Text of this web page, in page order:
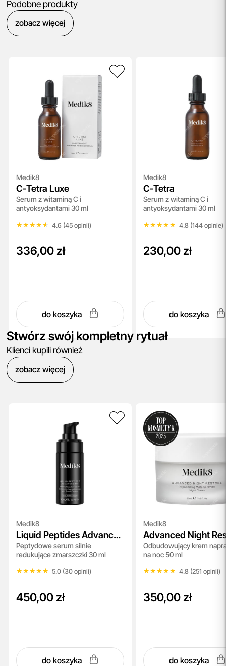
Podobne produkty
zobacz więcej
Medik8
C-Tetra Luxe
Serum z witaminą C i
antyoksydantami 30 ml
★★★★★
★★★★★ 4.6 (45 opinii)
336,00 zł
do koszyka
Medik8
C-Tetra
Serum z witaminą C i
antyoksydantami 30 ml
★★★★★
★★★★★ 4.8 (144 opinie)
230,00 zł
do koszyka
Stwórz swój kompletny rytuał
Klienci kupili również
zobacz więcej
Medik8
Liquid Peptides Advanced
MP
Peptydowe serum silnie
redukujące zmarszczki 30 ml
★★★★★
★★★★★ 5.0 (30 opinii)
450,00 zł
do koszyka
Medik8
Advanced Night
Odbudowujący krem
na noc 50 ml
★★★★★
★★★★★ 4.8 (251 opinii)
350,00 zł
do koszyka